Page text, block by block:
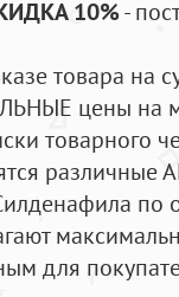
10%-
товара на
цены на
товарного
по
для